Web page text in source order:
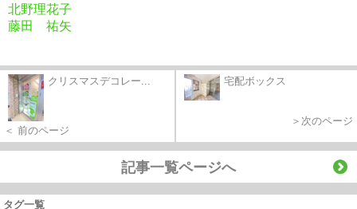
北野理花子
藤田 祐矢
クリスマスデコレー...
＜ 前のページ
宅配ボックス
＞次のページ
記事一覧ページへ
タグ一覧